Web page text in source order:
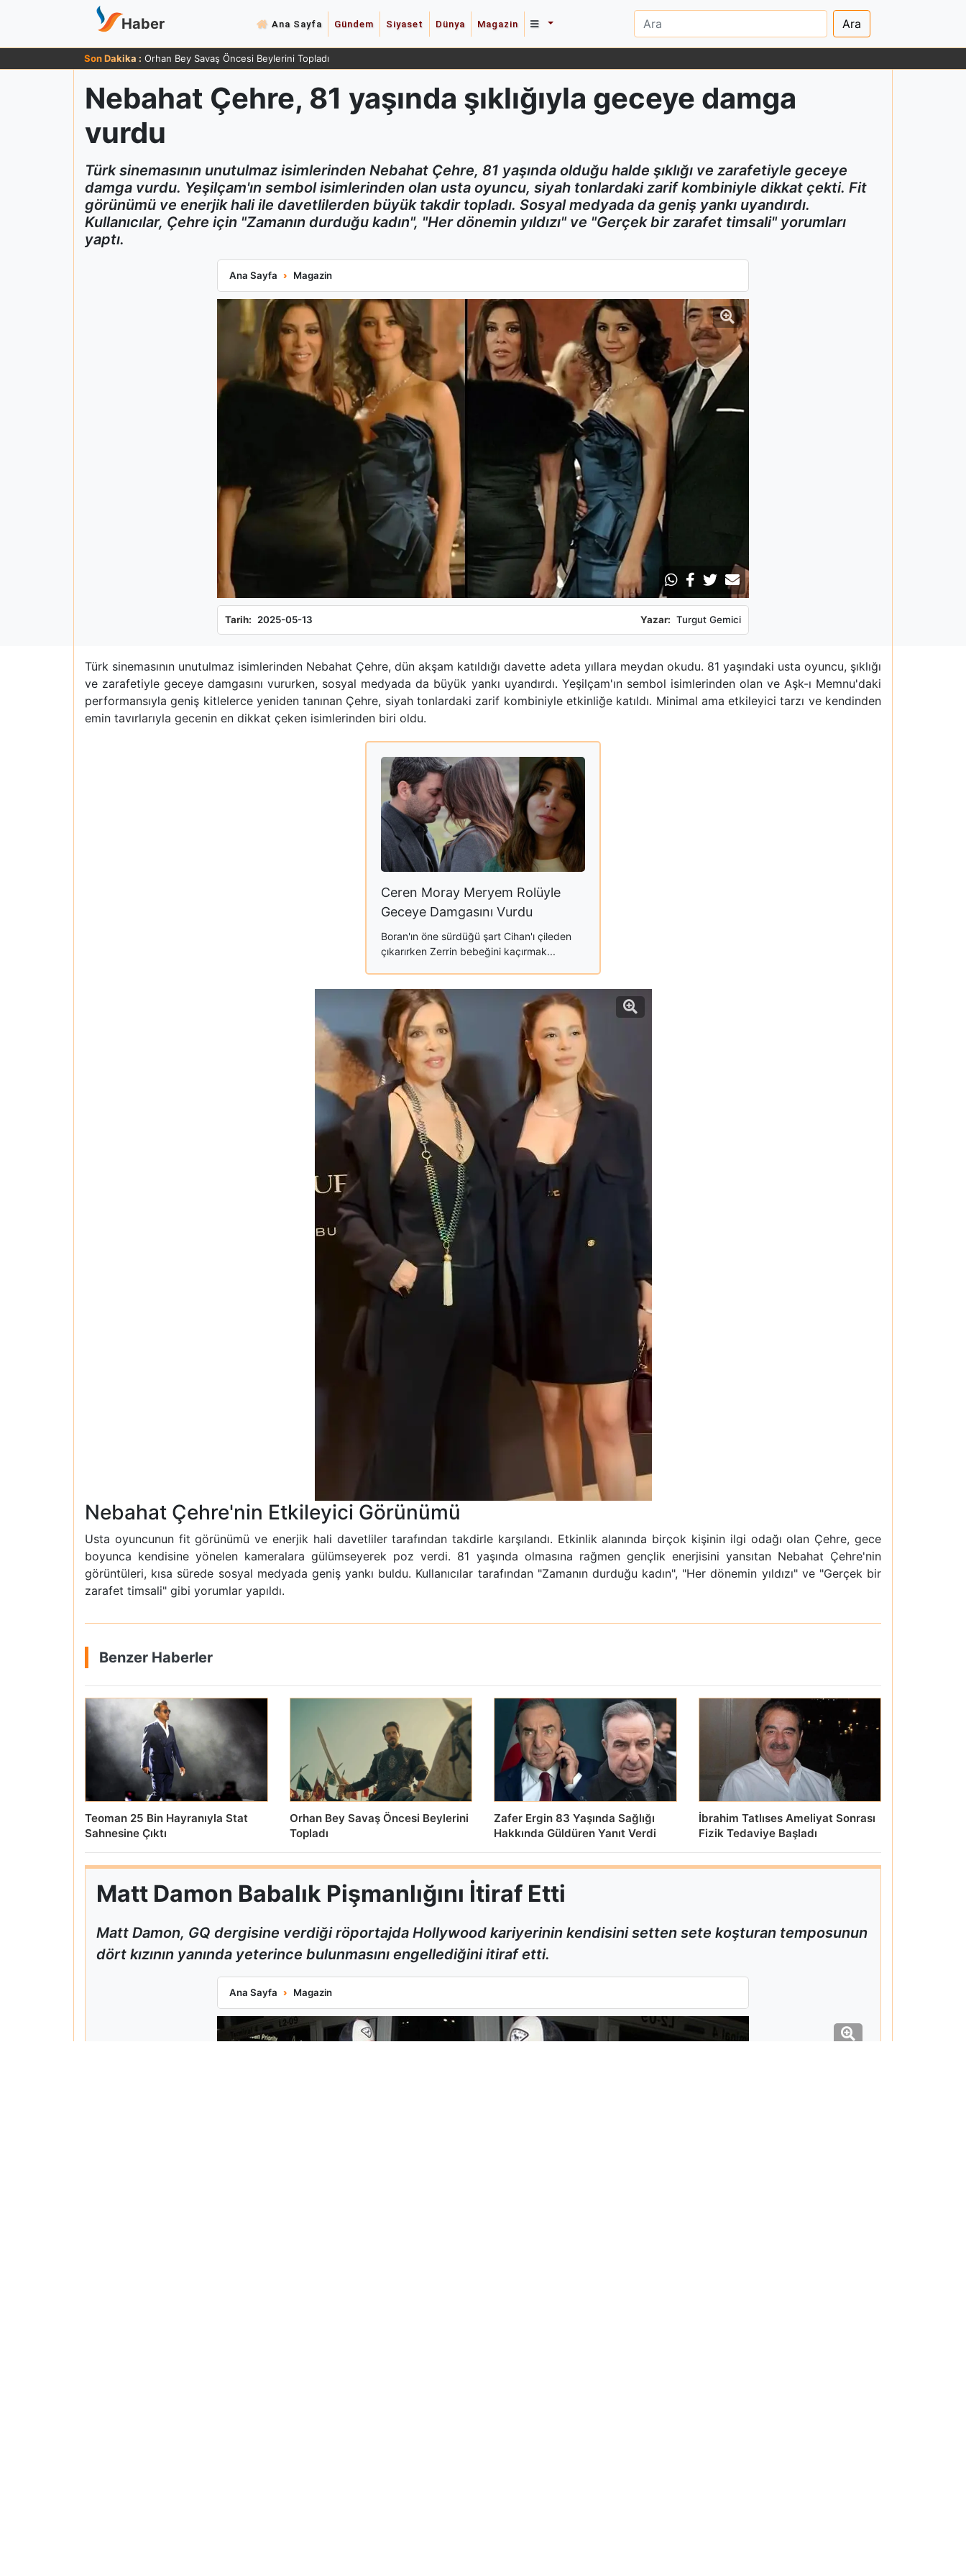
Haber Ana Sayfa Gündem Siyaset Dünya Magazin Ara
Son Dakika : Orhan Bey Savaş Öncesi Beylerini Topladı
Nebahat Çehre, 81 yaşında şıklığıyla geceye damga
vurdu
Türk sinemasının unutulmaz isimlerinden Nebahat Çehre, 81 yaşında olduğu halde şıklığı ve zarafetiyle geceye
damga vurdu. Yeşilçam'ın sembol isimlerinden olan usta oyuncu, siyah tonlardaki zarif kombiniyle dikkat çekti. Fit
görünümü ve enerjik hali ile davetlilerden büyük takdir topladı. Sosyal medyada da geniş yankı uyandırdı.
Kullanıcılar, Çehre için "Zamanın durduğu kadın", "Her dönemin yıldızı" ve "Gerçek bir zarafet timsali" yorumları
yaptı.
Ana Sayfa Magazin
Nebahat Çehre, 81 yaşında şıklığıyla geceye damga vurdu
Tarih: 2025-05-13 Yazar: Turgut Gemici
Türk sinemasının unutulmaz isimlerinden Nebahat Çehre, dün akşam katıldığı davette adeta yıllara meydan okudu. 81 yaşındaki usta oyuncu, şıklığı
ve zarafetiyle geceye damgasını vururken, sosyal medyada da büyük yankı uyandırdı. Yeşilçam'ın sembol isimlerinden olan ve Aşk-ı Memnu'daki
performansıyla geniş kitlelerce yeniden tanınan Çehre, siyah tonlardaki zarif kombiniyle etkinliğe katıldı. Minimal ama etkileyici tarzı ve kendinden
emin tavırlarıyla gecenin en dikkat çeken isimlerinden biri oldu.
Ceren Moray Meryem Rolüyle
Geceye Damgasını Vurdu
Boran'ın öne sürdüğü şart Cihan'ı çileden
çıkarırken Zerrin bebeğini kaçırmak...
Nebahat Çehre'nin Etkileyici Görünümü
Usta oyuncunun fit görünümü ve enerjik hali davetliler tarafından takdirle karşılandı. Etkinlik alanında birçok kişinin ilgi odağı olan Çehre, gece
boyunca kendisine yönelen kameralara gülümseyerek poz verdi. 81 yaşında olmasına rağmen gençlik enerjisini yansıtan Nebahat Çehre'nin
görüntüleri, kısa sürede sosyal medyada geniş yankı buldu. Kullanıcılar tarafından "Zamanın durduğu kadın", "Her dönemin yıldızı" ve "Gerçek bir
zarafet timsali" gibi yorumlar yapıldı.
Benzer Haberler
Teoman 25 Bin Hayranıyla Stat
Sahnesine Çıktı
Orhan Bey Savaş Öncesi Beylerini
Topladı
Zafer Ergin 83 Yaşında Sağlığı
Hakkında Güldüren Yanıt Verdi
İbrahim Tatlıses Ameliyat Sonrası
Fizik Tedaviye Başladı
Matt Damon Babalık Pişmanlığını İtiraf Etti
Matt Damon, GQ dergisine verdiği röportajda Hollywood kariyerinin kendisini setten sete koşturan temposunun
dört kızının yanında yeterince bulunmasını engellediğini itiraf etti.
Ana Sayfa Magazin
Matt Damon Babalık Pişmanlığını İtiraf Etti